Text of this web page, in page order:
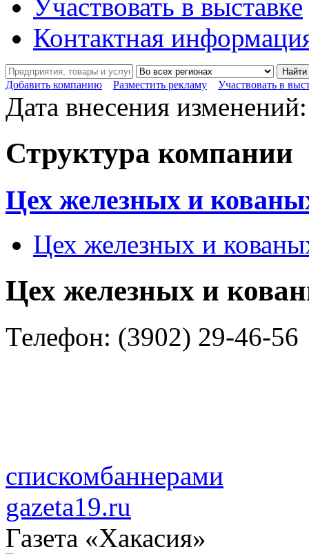
Участвовать в выставке
Контактная
Найти
Добавить компанию Разместить рекламу Участвовать в
Дата внесения
Структура компании
Цех железных и
Цех железных и
Цех железных и
Телефон: (3902) 29-46-56
спискомбаннерами
gazeta19.ru
Газета «Хакасия»